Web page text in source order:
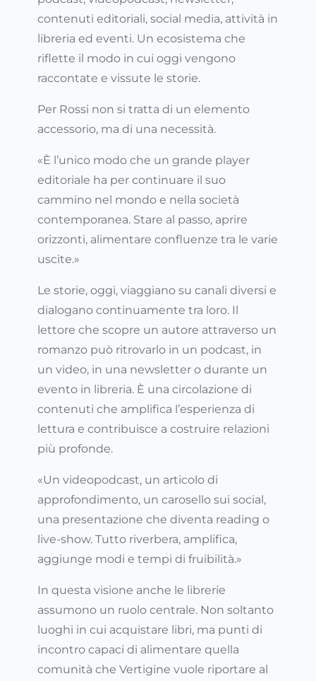
contenuti editoriali, social media, attività in
libreria ed eventi. Un ecosistema che
riflette il modo in cui oggi vengono
raccontate e vissute le storie.
Per Rossi non si tratta di un elemento
accessorio, ma di una necessità.
«È l’unico modo che un grande player
editoriale ha per continuare il suo
cammino nel mondo e nella società
contemporanea. Stare al passo, aprire
orizzonti, alimentare confluenze tra le varie
uscite.»
Le storie, oggi, viaggiano su canali diversi e
dialogano continuamente tra loro. Il
lettore che scopre un autore attraverso un
romanzo può ritrovarlo in un podcast, in
un video, in una newsletter o durante un
evento in libreria. È una circolazione di
contenuti che amplifica l’esperienza di
lettura e contribuisce a costruire relazioni
più profonde.
«Un videopodcast, un articolo di
approfondimento, un carosello sui social,
una presentazione che diventa reading o
live-show. Tutto riverbera, amplifica,
aggiunge modi e tempi di fruibilità.»
In questa visione anche le librerie
assumono un ruolo centrale. Non soltanto
luoghi in cui acquistare libri, ma punti di
incontro capaci di alimentare quella
comunità che Vertigine vuole riportare al